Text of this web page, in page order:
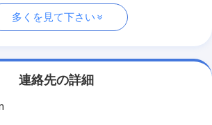
多くを見て下さい
連絡先の詳細